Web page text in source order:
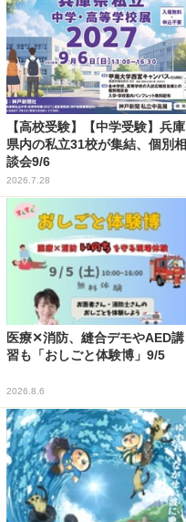
【高校受験】【中学受験】兵庫
県内の私立31校が集結、個別相
談会9/6
2026.7.28
医療✕消防、縫合デモやAED講
習も「おしごと体験博」9/5
2026.8.6